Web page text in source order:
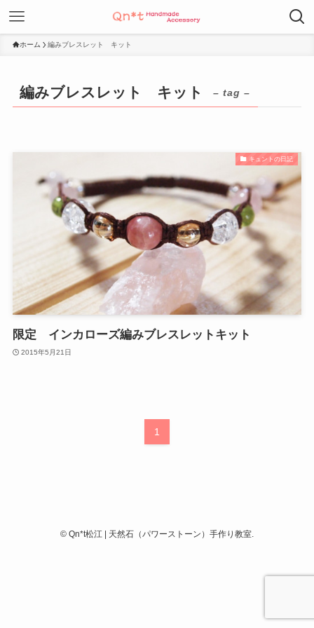
ホーム 編みブレスレット キット
編みブレスレット キット – tag –
キュントの日記
限定 インカローズ編みブレスレットキット
2015年5月21日
1
© Qn*t松江 | 天然石（パワーストーン）手作り教室.